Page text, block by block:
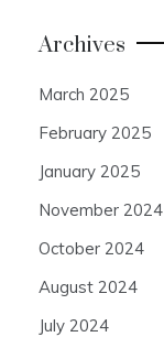
Archives
March 2025
February 2025
January 2025
November 2024
October 2024
August 2024
July 2024